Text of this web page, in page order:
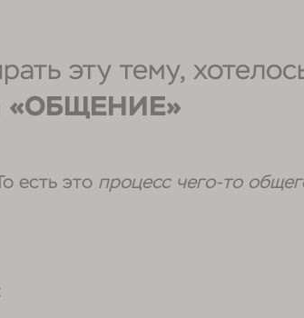
эту тему,
«ОБЩЕНИЕ»
есть это процесс чего-то